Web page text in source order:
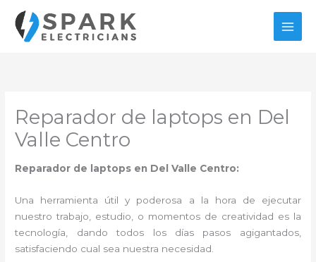
contenido
Reparador de laptops en Del
Valle Centro
Reparador de laptops en Del Valle Centro:
Una herramienta útil y poderosa a la hora de ejecutar
nuestro trabajo, estudio, o momentos de creatividad es la
tecnología, dando todos los días pasos agigantados,
satisfaciendo cual sea nuestra necesidad.